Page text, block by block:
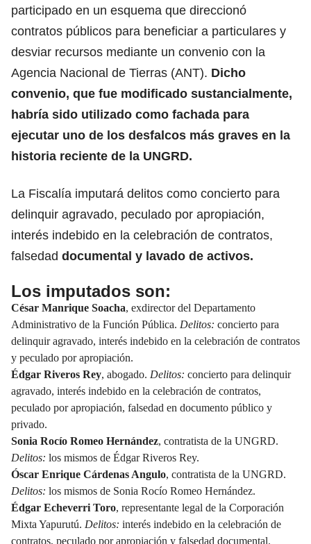
participado en un esquema que direccionó
contratos públicos para beneficiar a particulares y
desviar recursos mediante un convenio con la
Agencia Nacional de Tierras (ANT). Dicho
convenio, que fue modificado sustancialmente,
habría sido utilizado como fachada para
ejecutar uno de los desfalcos más graves en la
historia reciente de la UNGRD.
La Fiscalía imputará delitos como concierto para
delinquir agravado, peculado por apropiación,
interés indebido en la celebración de contratos,
falsedad documental y lavado de activos.
Los imputados son:
César Manrique Soacha, exdirector del Departamento
Administrativo de la Función Pública. Delitos: concierto para
delinquir agravado, interés indebido en la celebración de contratos
y peculado por apropiación.
Édgar Riveros Rey, abogado. Delitos: concierto para delinquir
agravado, interés indebido en la celebración de contratos,
peculado por apropiación, falsedad en documento público y
privado.
Sonia Rocío Romeo Hernández, contratista de la UNGRD.
Delitos: los mismos de Édgar Riveros Rey.
Óscar Enrique Cárdenas Angulo, contratista de la UNGRD.
Delitos: los mismos de Sonia Rocío Romeo Hernández.
Édgar Echeverri Toro, representante legal de la Corporación
Mixta Yapurutú. Delitos: interés indebido en la celebración de
contratos, peculado por apropiación y falsedad documental.